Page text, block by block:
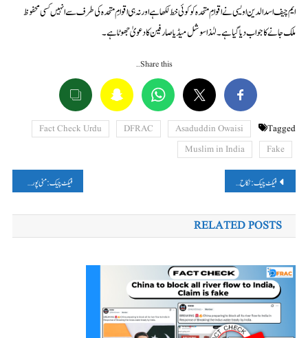
ایم چیف اسدالدین اویسی نے اقوامِ متحدہ کو کوئی خط لکھا ہے اور نہ ہی اقوامِ متحدہ کی طرف سے انہیں کسی محفوظ
ملک جانے کا جواب دیا گیا ہے۔ لہٰذا سوشل میڈیا صارفین کا دعویٰ جھوٹا ہے۔
Share this…
Tagged
Asaduddin Owaisi
DFRAC
Fact Check Urdu
Fake
Muslim in India
پوسٹوں
کی
نیویگیشن
فیکٹ چیک: نکاح میں ڈی جے بند کرنے کی اپیل کرتے مسلمانوں کا ویڈیو فرقہ وارانہ دعوے کے ساتھ وائرل فیکٹ چیک: منی پور میں ہتھیار برآمد ہونے کے ویڈیو کو آسام کی مسجد کا بتا کر گمراہ کن دعویٰ کیا گیا
RELATED POSTS